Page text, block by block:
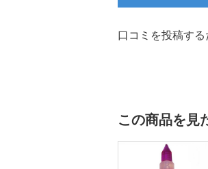
口コミを投稿する
この商品を見